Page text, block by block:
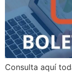
Consulta aquí